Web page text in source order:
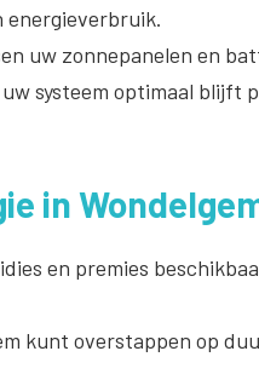
energieverbruik.
uw zonnepanelen en
systeem optimaal blijft
in
en premies
kunt overstappen op